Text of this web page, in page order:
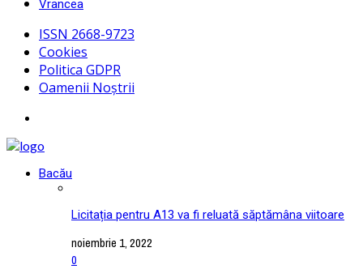
Vrancea
ISSN 2668-9723
Cookies
Politica GDPR
Oamenii Noștrii
Bacău
Licitația pentru A13 va fi reluată săptămâna viitoare
noiembrie 1, 2022
0